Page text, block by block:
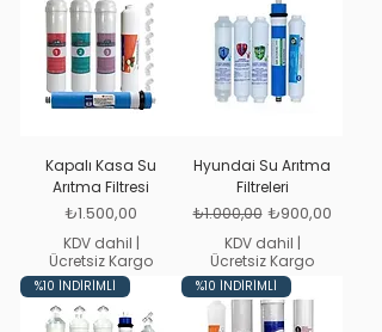
Kapalı Kasa Su
Arıtma Filtresi
Fiyat
₺1.500,00
KDV dahil |
Ücretsiz Kargo
Hyundai Su Arıtma
Filtreleri
Normal Fiyat
₺1.000,00 İndirimli Fiyat
₺900,00
KDV dahil |
Ücretsiz Kargo
%10 İNDİRİMLİ %10 İNDİRİMLİ